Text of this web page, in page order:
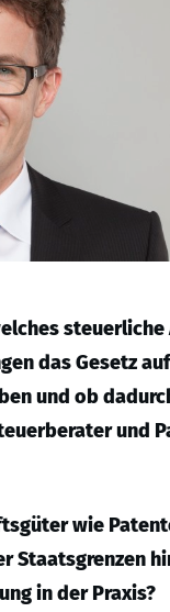
das Gesetz
und ob
und
wie
Staatsgrenzen
in der Praxis?